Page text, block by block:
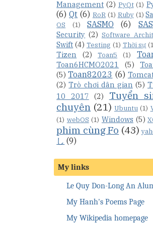
Management (2) PyQt (1)
(6) Qt (6) RoR (1) Ruby (1)
OS
(1) SASMO (6)
Security (2) Software
Swift (4) Testing (1) Thời sự
Tizen (2) Toan5 (1)
Toan6HCMO2021 (5)
(5) Toan82023 (6)
(2) Trò chơi dân gian (5)
10 2017 (2)
Tuyển
chuyên (21) Ubuntu (1)
(1) webOS (1) Windows (5)
phim cùng Fo (43)
し (9)
My links
Le Quy Don-Long An
My Hanh's Poems Page
My Wikipedia homepage